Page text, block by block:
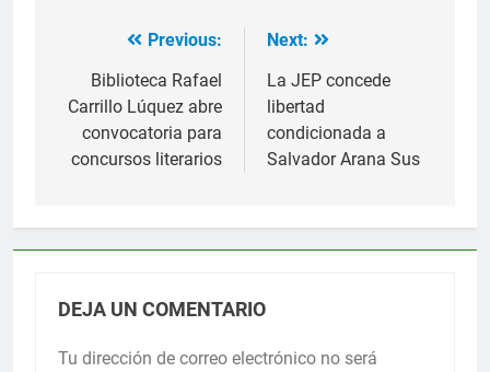
Navegación
entradas
Previous:
Biblioteca Rafael
Carrillo Lúquez abre
convocatoria para
concursos literarios
Next:
La JEP concede
libertad
condicionada a
Salvador Arana Sus
DEJA UN COMENTARIO
Tu dirección de correo electrónico no será